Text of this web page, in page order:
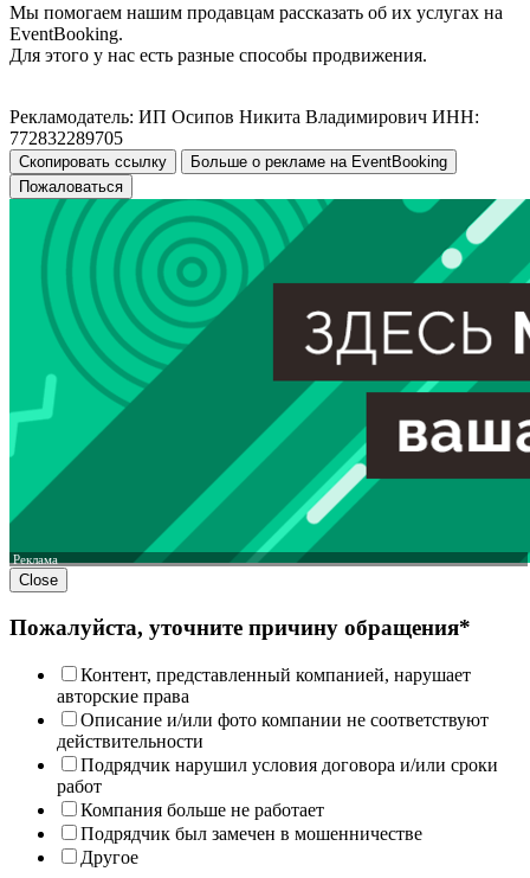
Мы помогаем нашим продавцам рассказать об их услугах на
EventBooking.
Для этого у нас есть разные способы продвижения.
Рекламодатель: ИП Осипов Никита Владимирович ИНН:
772832289705
Скопировать ссылку
Больше о рекламе на EventBooking
Пожаловаться
Реклама
Close
Пожалуйста, уточните причину обращения*
Контент, представленный компанией, нарушает
авторские права
Описание и/или фото компании не соответствуют
действительности
Подрядчик нарушил условия договора и/или сроки
работ
Компания больше не работает
Подрядчик был замечен в мошенничестве
Другое